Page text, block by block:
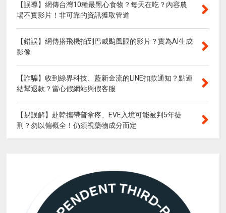
【誤導】網傳台灣10種最黑心食物？每天在吃？內容農
場不實影片！非可靠的資訊獲取管道
【錯誤】網傳搭飛機拍到巴威颱風眼的影片？實為AI生成
影像
【詐騙】收到綠界科技、藍新金流的LINE扣款通知？點連
結幫退款？當心假網站與假客服
【易誤解】赴韓攜帶普拿疼、EVE入境可能被判5年徒
刑？勿以偏概全！仍須視藥物成分而定